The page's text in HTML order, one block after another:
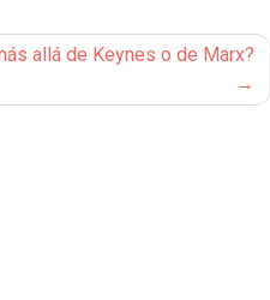
allá de Keynes o de Marx?